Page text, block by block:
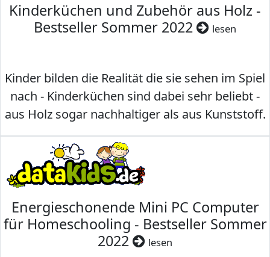
Kinderküchen und Zubehör aus Holz -
Bestseller Sommer 2022
lesen
Kinder bilden die Realität die sie sehen im Spiel
nach - Kinderküchen sind dabei sehr beliebt -
aus Holz sogar nachhaltiger als aus Kunststoff.
Energieschonende Mini PC Computer
für Homeschooling - Bestseller Sommer
2022
lesen